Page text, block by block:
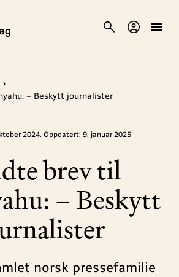
– Beskytt journalister
2024. Oppdatert: 9. januar 2025
brev til
– Beskytt
norsk pressefamilie